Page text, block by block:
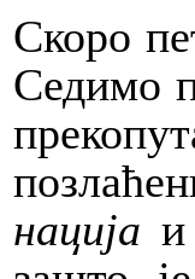
Скоро
Седимо
нација